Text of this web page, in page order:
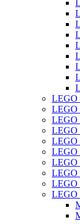
LEGO
LEGO
LEGO
LEGO
LEGO
LEGO
LEGO
LEGO
LEGO
LEGO